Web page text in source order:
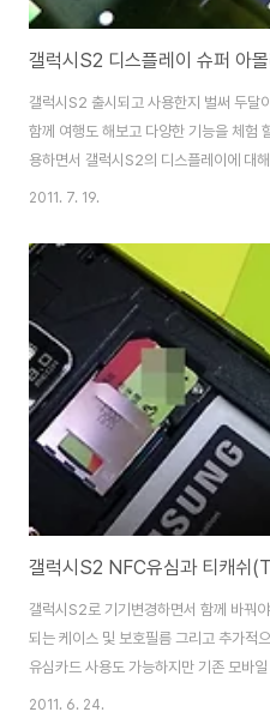
갤럭시S2 디스플레이 슈퍼 아
갤럭시S2 출시되고 사용한지 벌써 두달
함께 여행도 해보고 다양한 기능을 체험
용하면서 갤럭시S2의 디스플레이에 대
기존의 슈퍼 아몰레드보다 한단계 더 업
치가 가능할 뿐만 아니라 기존 대비 명암
몰레드에서 슈퍼 아몰레드로 발전 그리
선명도, 시야각, 밝기, 소비전력 등 다양
습니다. Real RGB 타입이며 펜타일 구
이프 방식으로 개선 픽셀 구조의 ..
2011. 7. 19.
갤럭시S2 NFC유심과 티캐쉬
갤럭시S2로 기기변경하면서 함께 바꿔
되는 케이스 및 보호필름 그리고 추가적
유심카드 사용도 가능하지만 기존 모바
쓰는 티캐쉬를 사용하기 위해서 NFC
2011. 6. 24.